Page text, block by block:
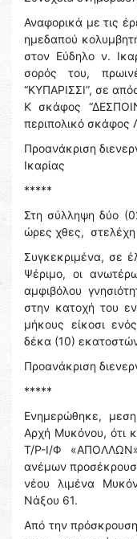
Αναφορικά με τις
ημεδαπού
στον Εύδηλο ν.
σορός του,
“ΚΥΠΑΡΙΣΣΙ”, σε
Κ σκάφος
περιπολικό σκάφος
Προανάκριση
Ικαρίας
*****
Στη σύλληψη δύο
ώρες χθες, στελέχη
Συγκεκριμένα, σε
Ψέριμο, οι
αμφιβόλου
στην κατοχή του
μήκους είκοσι
δέκα (10)
Προανάκριση
*****
Ενημερώθηκε,
Αρχή Μυκόνου, ότι
Τ/Ρ-Ι/Φ
ανέμων
νέου λιμένα
Νάξου 61.
Από την